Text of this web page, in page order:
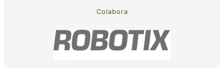
Colabora